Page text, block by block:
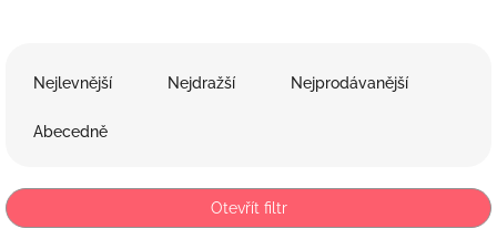
p
r
Nejlevnější Nejdražší Nejprodávanější
Abecedně
Otevřít filtr